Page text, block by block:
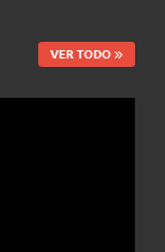
VER TODO